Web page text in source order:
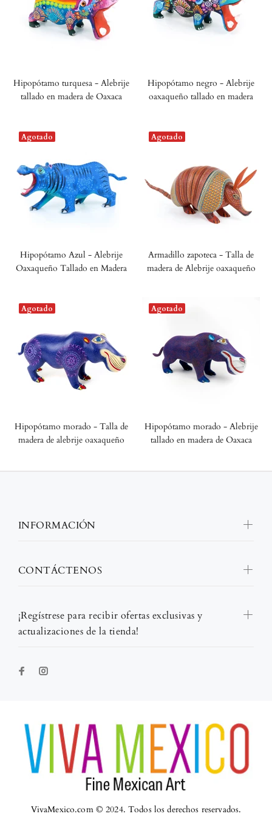
Hipopótamo turquesa - Alebrije
tallado en madera de Oaxaca
Hipopótamo negro - Alebrije
oaxaqueño tallado en madera
Agotado
Hipopótamo Azul - Alebrije
Oaxaqueño Tallado en Madera
Agotado
Armadillo zapoteca - Talla de
madera de Alebrije oaxaqueño
Agotado
Hipopótamo morado - Talla de
madera de alebrije oaxaqueño
Agotado
Hipopótamo morado - Alebrije
tallado en madera de Oaxaca
¡Regístrese para recibir ofertas exclusivas y
actualizaciones de la tienda!
INFORMACIÓN
CONTÁCTENOS
VivaMexico.com © 2024. Todos los derechos reservados.